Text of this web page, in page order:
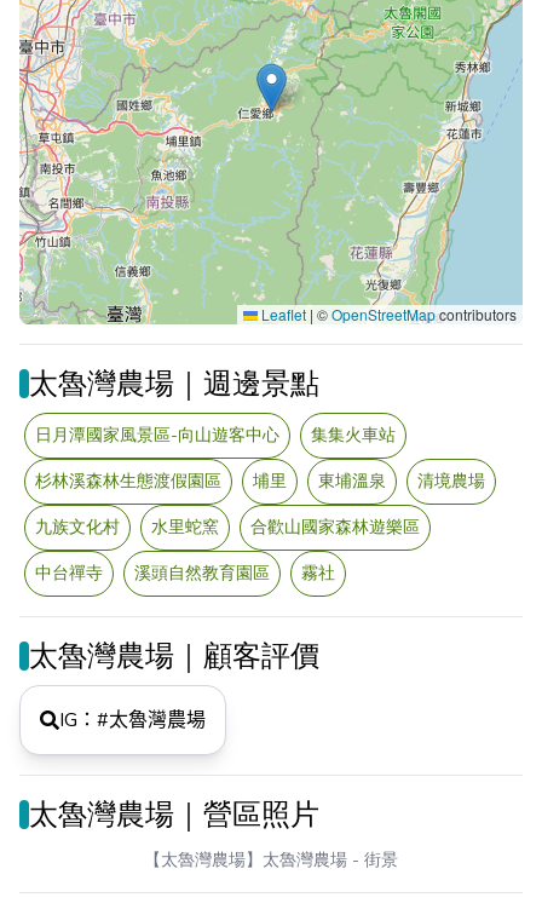
Leaflet | ©OpenStreetMapcontributors
太魯灣農場｜週邊景點
日月潭國家風景區-向山遊客中心
集集火車站
杉林溪森林生態渡假園區
埔里 東埔溫泉
清境農場
九族文化村
水里蛇窯
合歡山國家森林遊樂區
中台禪寺
溪頭自然教育園區 霧社
太魯灣農場｜顧客評價
IG：#太魯灣農場
太魯灣農場｜營區照片
【太魯灣農場】太魯灣農場 - 街景